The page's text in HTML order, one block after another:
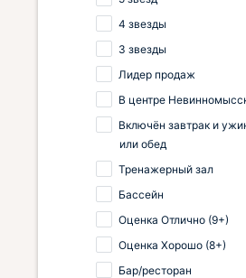
4 звезды
3 звезды
Лидер продаж
В центре
Включён завтрак и
или обед
Тренажерный зал
Бассейн
Оценка Отлично (9+)
Оценка Хорошо (8+)
Бар/ресторан